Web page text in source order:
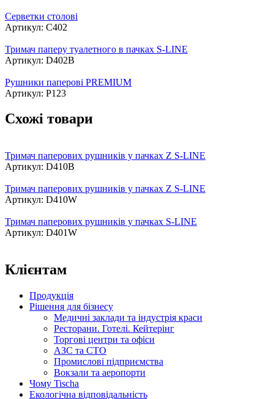
Серветки столові
Артикул: C402
Тримач паперу туалетного в пачках S-LINE
Артикул: D402B
Рушники паперові PREMIUM
Артикул: P123
Схожі товари
Тримач паперових рушників у пачках Z S-LINE
Артикул: D410B
Тримач паперових рушників у пачках Z S-LINE
Артикул: D410W
Тримач паперових рушників у пачках S-LINE
Артикул: D401W
Клієнтам
Продукція
Рішення для бізнесу
Медичні заклади та індустрія краси
Ресторани. Готелі. Кейтерінг
Торгові центри та офіси
АЗС та СТО
Промислові підприємства
Вокзали та аеропорти
Чому Tischa
Екологічна відповідальність